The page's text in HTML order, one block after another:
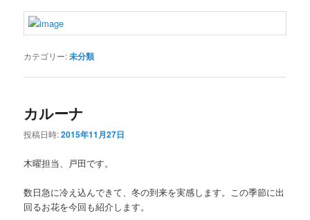
カテゴリー:未分類
カルーナ
投稿日時:2015年11月27日
木曜担当、戸田です。
数日急に冷え込んできて、冬の到来を実感します。この季節に出
回るお花を今回も紹介します。